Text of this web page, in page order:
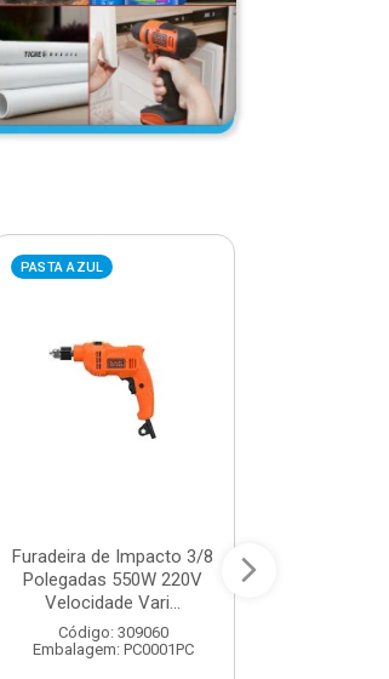
PASTA AZUL
Furadeira de Impacto 3/8
Polegadas 550W 220V
Velocidade Vari...
Código: 309060
Embalagem: PC0001PC